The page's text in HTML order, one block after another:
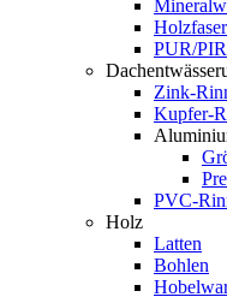
Holzfaser
PUR/PIR
Zink-
Kupfer-
PVC-
Holz
Latten
Bohlen